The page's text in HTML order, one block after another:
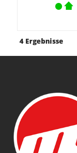
4 Ergebnisse